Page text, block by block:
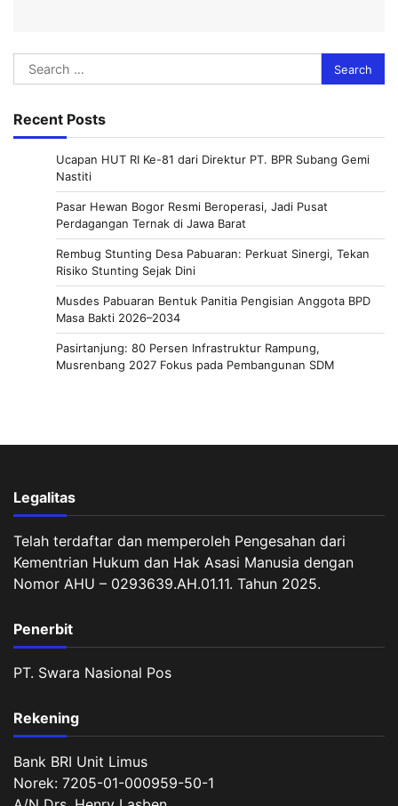
Search
for:
Recent Posts
Ucapan HUT RI Ke-81 dari Direktur PT. BPR Subang Gemi
Nastiti
Pasar Hewan Bogor Resmi Beroperasi, Jadi Pusat
Perdagangan Ternak di Jawa Barat
Rembug Stunting Desa Pabuaran: Perkuat Sinergi, Tekan
Risiko Stunting Sejak Dini
Musdes Pabuaran Bentuk Panitia Pengisian Anggota BPD
Masa Bakti 2026–2034
Pasirtanjung: 80 Persen Infrastruktur Rampung,
Musrenbang 2027 Fokus pada Pembangunan SDM
Legalitas
Telah terdaftar dan memperoleh Pengesahan dari
Kementrian Hukum dan Hak Asasi Manusia dengan
Nomor AHU – 0293639.AH.01.11. Tahun 2025.
Penerbit
PT. Swara Nasional Pos
Rekening
Bank BRI Unit Limus
Norek: 7205-01-000959-50-1